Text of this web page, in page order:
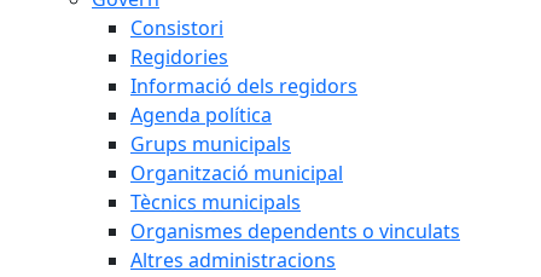
Consistori
Regidories
Informació dels regidors
Agenda política
Grups municipals
Organització municipal
Tècnics municipals
Organismes dependents o vinculats
Altres administracions